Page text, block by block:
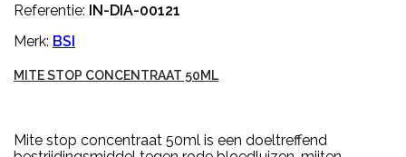
Referentie: IN-DIA-00121
Merk: BSI
MITE STOP CONCENTRAAT 50ML
Mite stop concentraat 50ml is een doeltreffend